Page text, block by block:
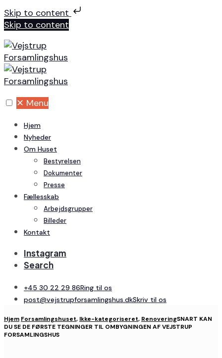
Skip to content
Skip to content
✕ Menu
Hjem
Nyheder
Om Huset
Bestyrelsen
Dokumenter
Presse
Fællesskab
Arbejdsgrupper
Billeder
Kontakt
Instagram
Search
+45 30 22 29 86Ring til os
post@vejstrupforsamlingshus.dkSkriv til os
Hjem Forsamlingshuset, Ikke-kategoriseret, RenoveringSNART KAN
DU SE DE FØRSTE TEGNINGER TIL OMBYGNINGEN AF VEJSTRUP
FORSAMLINGSHUS